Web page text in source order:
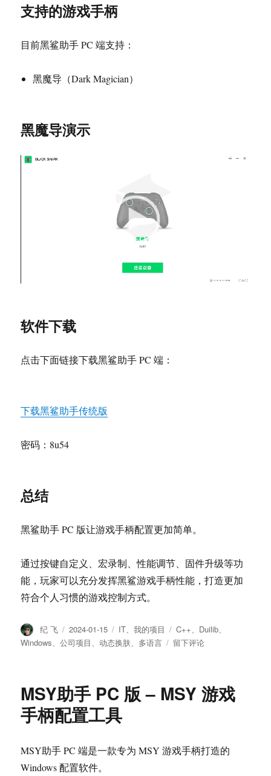
支持的游戏手柄
目前黑鲨助手 PC 端支持：
黑魔导（Dark Magician）
黑魔导演示
软件下载
点击下面链接下载黑鲨助手 PC 端：
下载黑鲨助手传统版
密码：8u54
总结
黑鲨助手 PC 版让游戏手柄配置更加简单。
通过按键自定义、宏录制、性能调节、固件升级等功
能，玩家可以充分发挥黑鲨游戏手柄性能，打造更加
符合个人习惯的游戏控制方式。
作
者
纪 飞
发
布
2024-01-15
分
类
IT、我的项目
标
签
C++、 Duilib、
Windows、公司项目、动态换肤、 多语言
于
手
黑
鲨
留下评论
MSY助手 PC 版 – MSY 游戏
手柄配置工具
MSY助手 PC 端是一款专为 MSY 游戏手柄打造的
Windows 配置软件。